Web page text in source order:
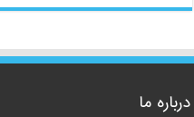
درباره ما